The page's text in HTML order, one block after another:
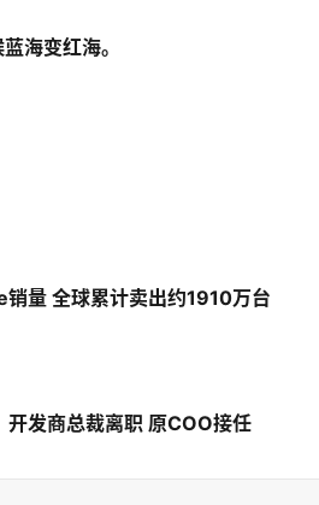
海变红海。
销量 全球累计卖出约1910万台
开发商总裁离职 原COO接任